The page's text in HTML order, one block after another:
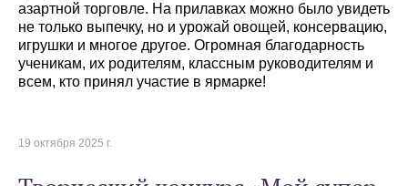
азартной торговле. На прилавках можно было увидеть
не только выпечку, но и урожай овощей, консервацию,
игрушки и многое другое. Огромная благодарность
ученикам, их родителям, классным руководителям и
всем, кто принял участие в ярмарке!
19 октября 2025 г.